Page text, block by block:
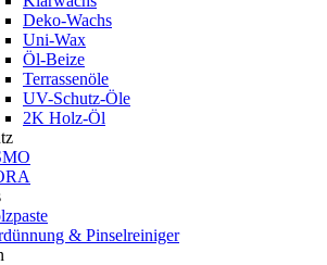
Deko-Wachs
Uni-Wax
Öl-Beize
Terrassenöle
UV-Schutz-Öle
2K Holz-Öl
& Pinselreiniger